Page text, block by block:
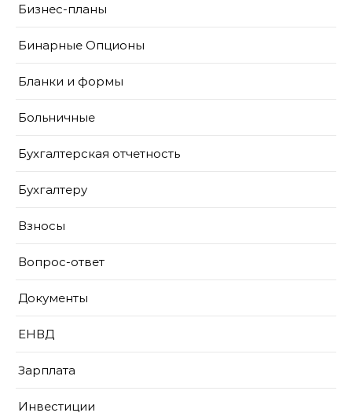
Бизнес-планы
Бинарные Опционы
Бланки и формы
Больничные
Бухгалтерская отчетность
Бухгалтеру
Взносы
Вопрос-ответ
Документы
ЕНВД
Зарплата
Инвестиции